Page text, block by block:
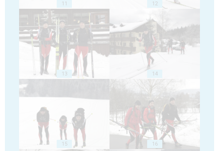
11 12
13 14
15 16